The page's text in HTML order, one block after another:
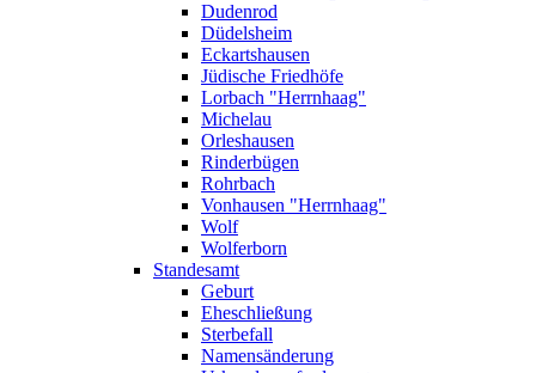
Dudenrod
Düdelsheim
Eckartshausen
Jüdische Friedhöfe
Lorbach "Herrnhaag"
Michelau
Orleshausen
Rinderbügen
Rohrbach
Vonhausen "Herrnhaag"
Wolf
Wolferborn
Standesamt
Geburt
Eheschließung
Sterbefall
Namensänderung